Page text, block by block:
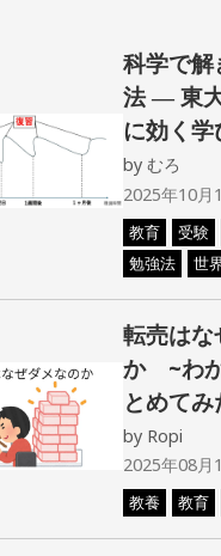
科学で
法 ― 東
に効く学
by むろ
2025年10月
教育 受験
勉強法
世
転売は
か ~わ
とめてみ
by Ropi
2025年08月
教養 教育